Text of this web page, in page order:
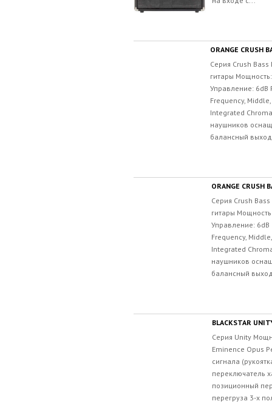
ORANGE CRUSH
Серия Crush
гитары
Управление: 6dB
Frequency,
Integrated
наушников
балансный выход
ORANGE CRUSH
Серия Crush
гитары
Управление: 6dB
Frequency,
Integrated
наушников
балансный
BLACKSTAR
Серия Unity
Eminence Opus
сигнала
переключатель
позиционный
перегруза 3-х